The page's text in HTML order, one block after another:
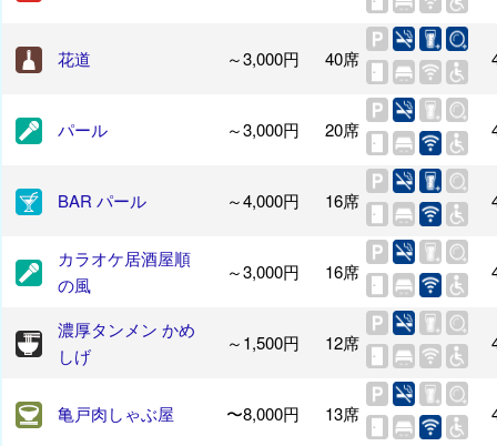
花道 ～3,000円 40席
パール ～3,000円 20席
BAR パール ～4,000円 16席
カラオケ居酒屋順
の風
～3,000円 16席
濃厚タンメン かめ
しげ
～1,500円 12席
亀戸肉しゃぶ屋 〜8,000円 13席